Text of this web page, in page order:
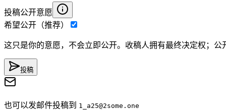
投稿公开意愿
希望公开（推荐）
这只是你的意愿，不会立即公开。收稿人拥有最终决定权；公
投稿
也可以发邮件投稿到 1_a25@2some.one